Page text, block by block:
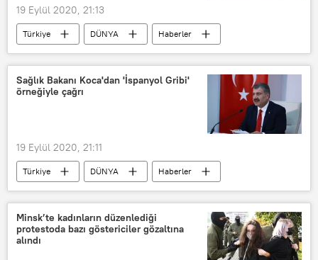
19 Eylül 2020, 21:13
Türkiye DÜNYA
Haberler
İstanbul
FETÖ TSK
Sağlık Bakanı Koca'dan 'İspanyol Gribi'
örneğiyle çağrı
19 Eylül 2020, 21:11
Türkiye DÜNYA
Haberler
Fahrettin Koca
Son dakika
İspanyol gribi
Koronavirüs
Kovid-19
Salgın Paylaşım
Minsk’te kadınların düzenlediği
protestoda bazı göstericiler gözaltına
alındı